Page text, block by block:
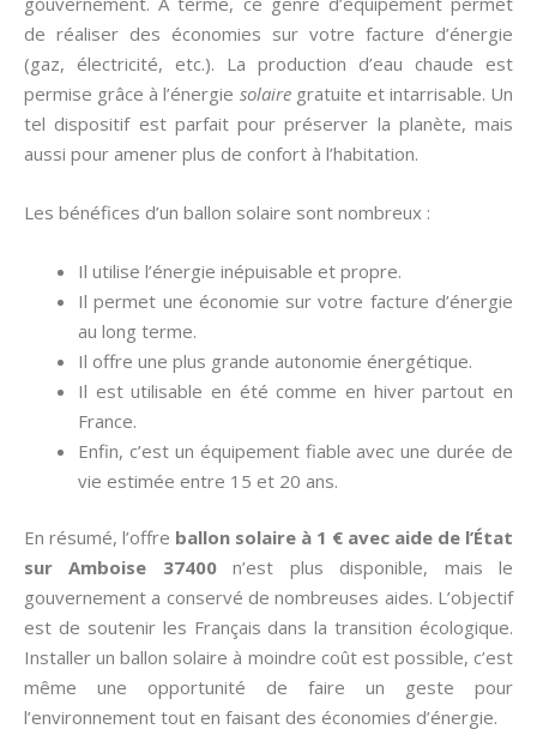
de réaliser des économies sur votre facture d’énergie
(gaz, électricité, etc.). La production d’eau chaude est
permise grâce à l’énergie solairegratuite et intarrisable. Un
tel dispositif est parfait pour préserver la planète, mais
aussi pour amener plus de confort à l’habitation.
Les bénéfices d’un ballon solaire sont nombreux :
Il utilise l’énergie inépuisable et propre.
Il permet une économie sur votre facture d’énergie
au long terme.
Il offre une plus grande autonomie énergétique.
Il est utilisable en été comme en hiver partout en
France.
Enfin, c’est un équipement fiable avec une durée de
vie estimée entre 15 et 20 ans.
En résumé, l’offre ballon solaire à 1 € avec aide de l’État
sur Amboise 37400n’est plus disponible, mais le
gouvernement a conservé de nombreuses aides. L’objectif
est de soutenir les Français dans la transition écologique.
Installer un ballon solaire à moindre coût est possible, c’est
même une opportunité de faire un geste pour
l’environnement tout en faisant des économies d’énergie.